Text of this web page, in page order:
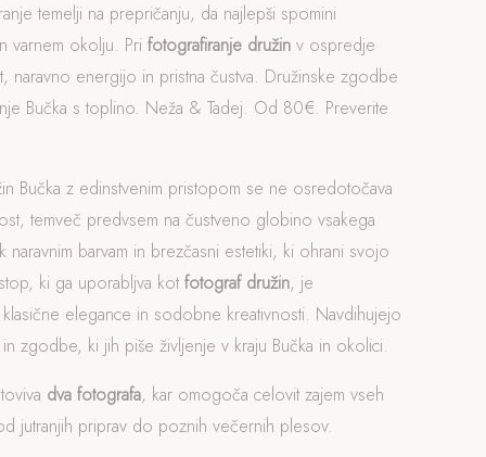
temelji na prepričanju, da najlepši spomini
varnem okolju. Pri fotografiranje družinv ospredje
naravno energijo in pristna čustva. Družinske zgodbe
Bučka s toplino. Neža & Tadej. Od 80€. Preverite
Bučka z edinstvenim pristopom se ne osredotočava
temveč predvsem na čustveno globino vsakega
naravnim barvam in brezčasni estetiki, ki ohrani svojo
ki ga uporabljva kot fotograf družin, je
klasične elegance in sodobne kreativnosti. Navdihujejo
zgodbe, ki jih piše življenje v kraju Bučka in okolici.
dva fotografa, kar omogoča celovit zajem vseh
jutranjih priprav do poznih večernih plesov.